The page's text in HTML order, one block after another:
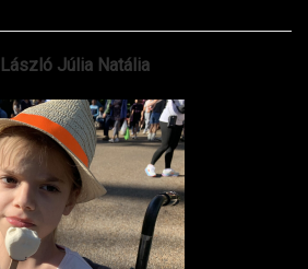
László Júlia Natália